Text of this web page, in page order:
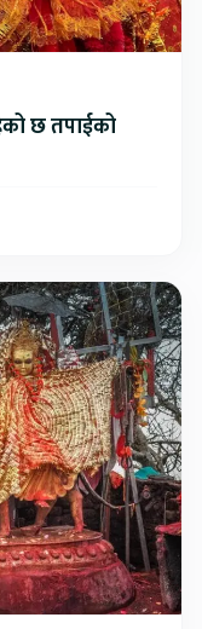
छ तपाईको